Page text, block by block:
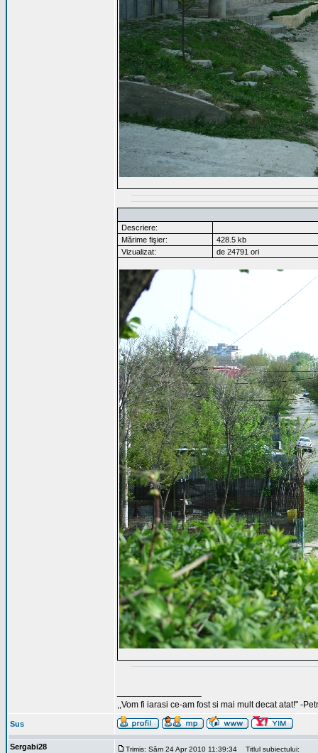
Descriere:
Mărime fişier:
428.5 kb
Vizualizat:
de 24791 ori
,,Vom fi iarasi ce-am fost si mai mult decat atat!" -
Sus
Sergabi28 Trimis: Sâm 24 Apr 2010 11:39:34 Titlul subiectului: